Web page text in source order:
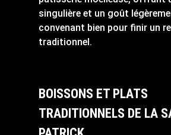
singulière et un goût
convenant bien pour finir un
traditionnel.
BOISSONS ET PLATS
TRADITIONNELS DE LA